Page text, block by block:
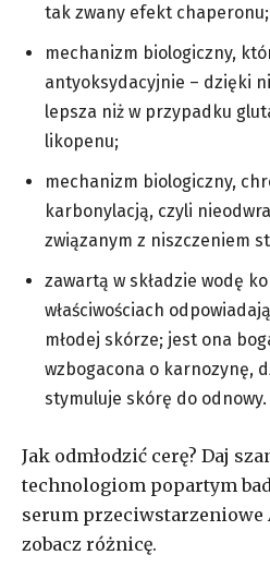
tak zwany efekt chaperonu;
mechanizm biologiczny,
antyoksydacyjnie – dzięki
lepsza niż w przypadku
likopenu;
mechanizm biologiczny,
karbonylacją, czyli
związanym z niszczeniem
zawartą w składzie wodę
właściwościach
młodej skórze; jest ona
wzbogacona o karnozynę,
stymuluje skórę do odnowy.
Jak odmłodzić cerę? Daj
technologiom popartym
serum przeciwstarzeniowe
zobacz różnicę.